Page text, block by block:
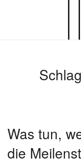
Was tun,
die